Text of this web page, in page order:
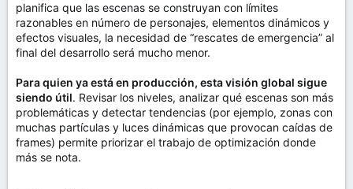
planifica que las escenas se construyan con límites
razonables en número de personajes, elementos dinámicos y
efectos visuales, la necesidad de “rescates de emergencia” al
final del desarrollo será mucho menor.
Para quien ya está en producción, esta visión global sigue
siendo útil. Revisar los niveles, analizar qué escenas son más
problemáticas y detectar tendencias (por ejemplo, zonas con
muchas partículas y luces dinámicas que provocan caídas de
frames) permite priorizar el trabajo de optimización donde
más se nota.